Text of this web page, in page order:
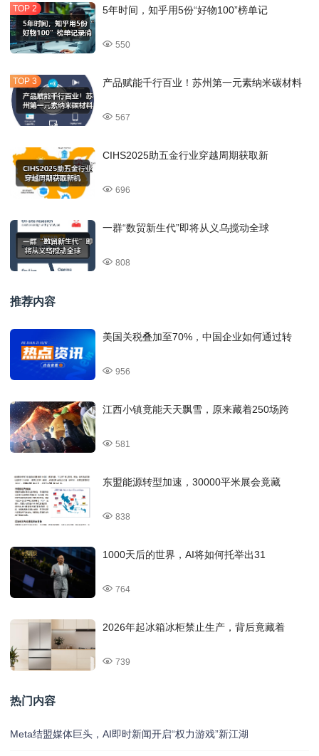
5年时间，知乎用5份“好物100”榜单记
550
产品赋能千行百业！苏州第一元素纳米碳材料
567
CIHS2025助五金行业穿越周期获取新
696
一群“数贸新生代”即将从义乌搅动全球
808
推荐内容
美国关税叠加至70%，中国企业如何通过转
956
江西小镇竟能天天飘雪，原来藏着250场跨
581
东盟能源转型加速，30000平米展会竟藏
838
1000天后的世界，AI将如何托举出31
764
2026年起冰箱冰柜禁止生产，背后竟藏着
739
热门内容
Meta结盟媒体巨头，AI即时新闻开启“权力游戏”新江湖